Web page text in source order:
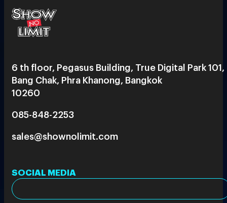
6 th floor, Pegasus Building, True Digital Park 101,
Bang Chak, Phra Khanong, Bangkok
10260
085-848-2253
sales@shownolimit.com
SOCIAL MEDIA